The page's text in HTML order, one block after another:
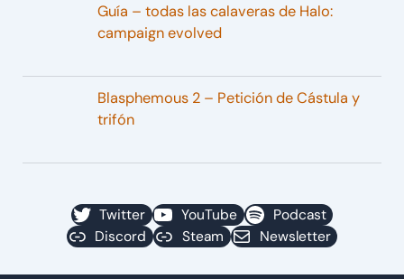
Guía – todas las calaveras de Halo:
campaign evolved
Blasphemous 2 – Petición de Cástula y
trifón
Twitter YouTube
Podcast
Discord
Steam Newsletter